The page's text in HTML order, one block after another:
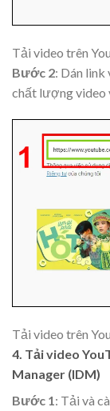
Tải video trên
Bước 2: Dán link
chất lượng video
Tải video trên
4. Tải video
Manager (IDM)
Bước 1: Tải và